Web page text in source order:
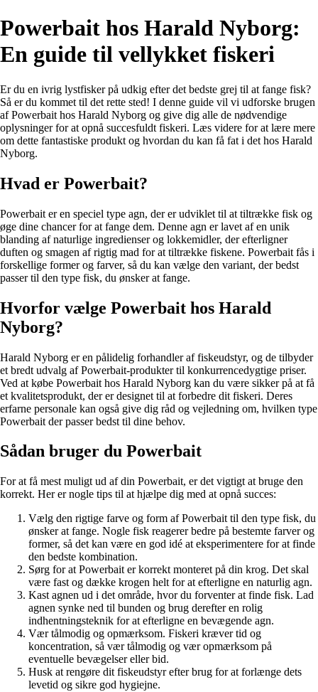
Powerbait hos Harald Nyborg:
En guide til vellykket fiskeri
Er du en ivrig lystfisker på udkig efter det bedste grej til at fange fisk?
Så er du kommet til det rette sted! I denne guide vil vi udforske brugen
af Powerbait hos Harald Nyborg og give dig alle de nødvendige
oplysninger for at opnå succesfuldt fiskeri. Læs videre for at lære mere
om dette fantastiske produkt og hvordan du kan få fat i det hos Harald
Nyborg.
Hvad er Powerbait?
Powerbait er en speciel type agn, der er udviklet til at tiltrække fisk og
øge dine chancer for at fange dem. Denne agn er lavet af en unik
blanding af naturlige ingredienser og lokkemidler, der efterligner
duften og smagen af rigtig mad for at tiltrække fiskene. Powerbait fås i
forskellige former og farver, så du kan vælge den variant, der bedst
passer til den type fisk, du ønsker at fange.
Hvorfor vælge Powerbait hos Harald
Nyborg?
Harald Nyborg er en pålidelig forhandler af fiskeudstyr, og de tilbyder
et bredt udvalg af Powerbait-produkter til konkurrencedygtige priser.
Ved at købe Powerbait hos Harald Nyborg kan du være sikker på at få
et kvalitetsprodukt, der er designet til at forbedre dit fiskeri. Deres
erfarne personale kan også give dig råd og vejledning om, hvilken type
Powerbait der passer bedst til dine behov.
Sådan bruger du Powerbait
For at få mest muligt ud af din Powerbait, er det vigtigt at bruge den
korrekt. Her er nogle tips til at hjælpe dig med at opnå succes:
Vælg den rigtige farve og form af Powerbait til den type fisk, du
ønsker at fange. Nogle fisk reagerer bedre på bestemte farver og
former, så det kan være en god idé at eksperimentere for at finde
den bedste kombination.
Sørg for at Powerbait er korrekt monteret på din krog. Det skal
være fast og dække krogen helt for at efterligne en naturlig agn.
Kast agnen ud i det område, hvor du forventer at finde fisk. Lad
agnen synke ned til bunden og brug derefter en rolig
indhentningsteknik for at efterligne en bevægende agn.
Vær tålmodig og opmærksom. Fiskeri kræver tid og
koncentration, så vær tålmodig og vær opmærksom på
eventuelle bevægelser eller bid.
Husk at rengøre dit fiskeudstyr efter brug for at forlænge dets
levetid og sikre god hygiejne.